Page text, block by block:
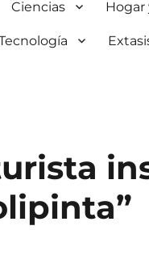
Ciencias Hogar